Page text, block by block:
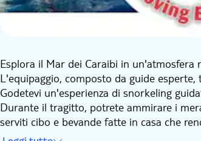
Esplora il Mar dei Caraibi in un'atmosfera
L'equipaggio, composto da guide
Godetevi un'esperienza di snorkeling
Durante il tragitto, potrete ammirare i
serviti cibo e bevande fatte in casa che